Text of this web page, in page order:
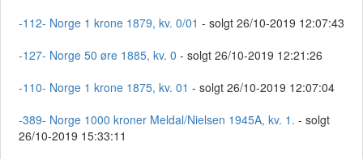
-112- Norge 1 krone 1879, kv. 0/01 - solgt 26/10-2019 12:07:43
-127- Norge 50 øre 1885, kv. 0 - solgt 26/10-2019 12:21:26
-110- Norge 1 krone 1875, kv. 01 - solgt 26/10-2019 12:07:04
-389- Norge 1000 kroner Meldal/Nielsen 1945A, kv. 1. - solgt
26/10-2019 15:33:11